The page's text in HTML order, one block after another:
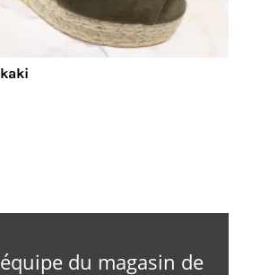
du magasin de